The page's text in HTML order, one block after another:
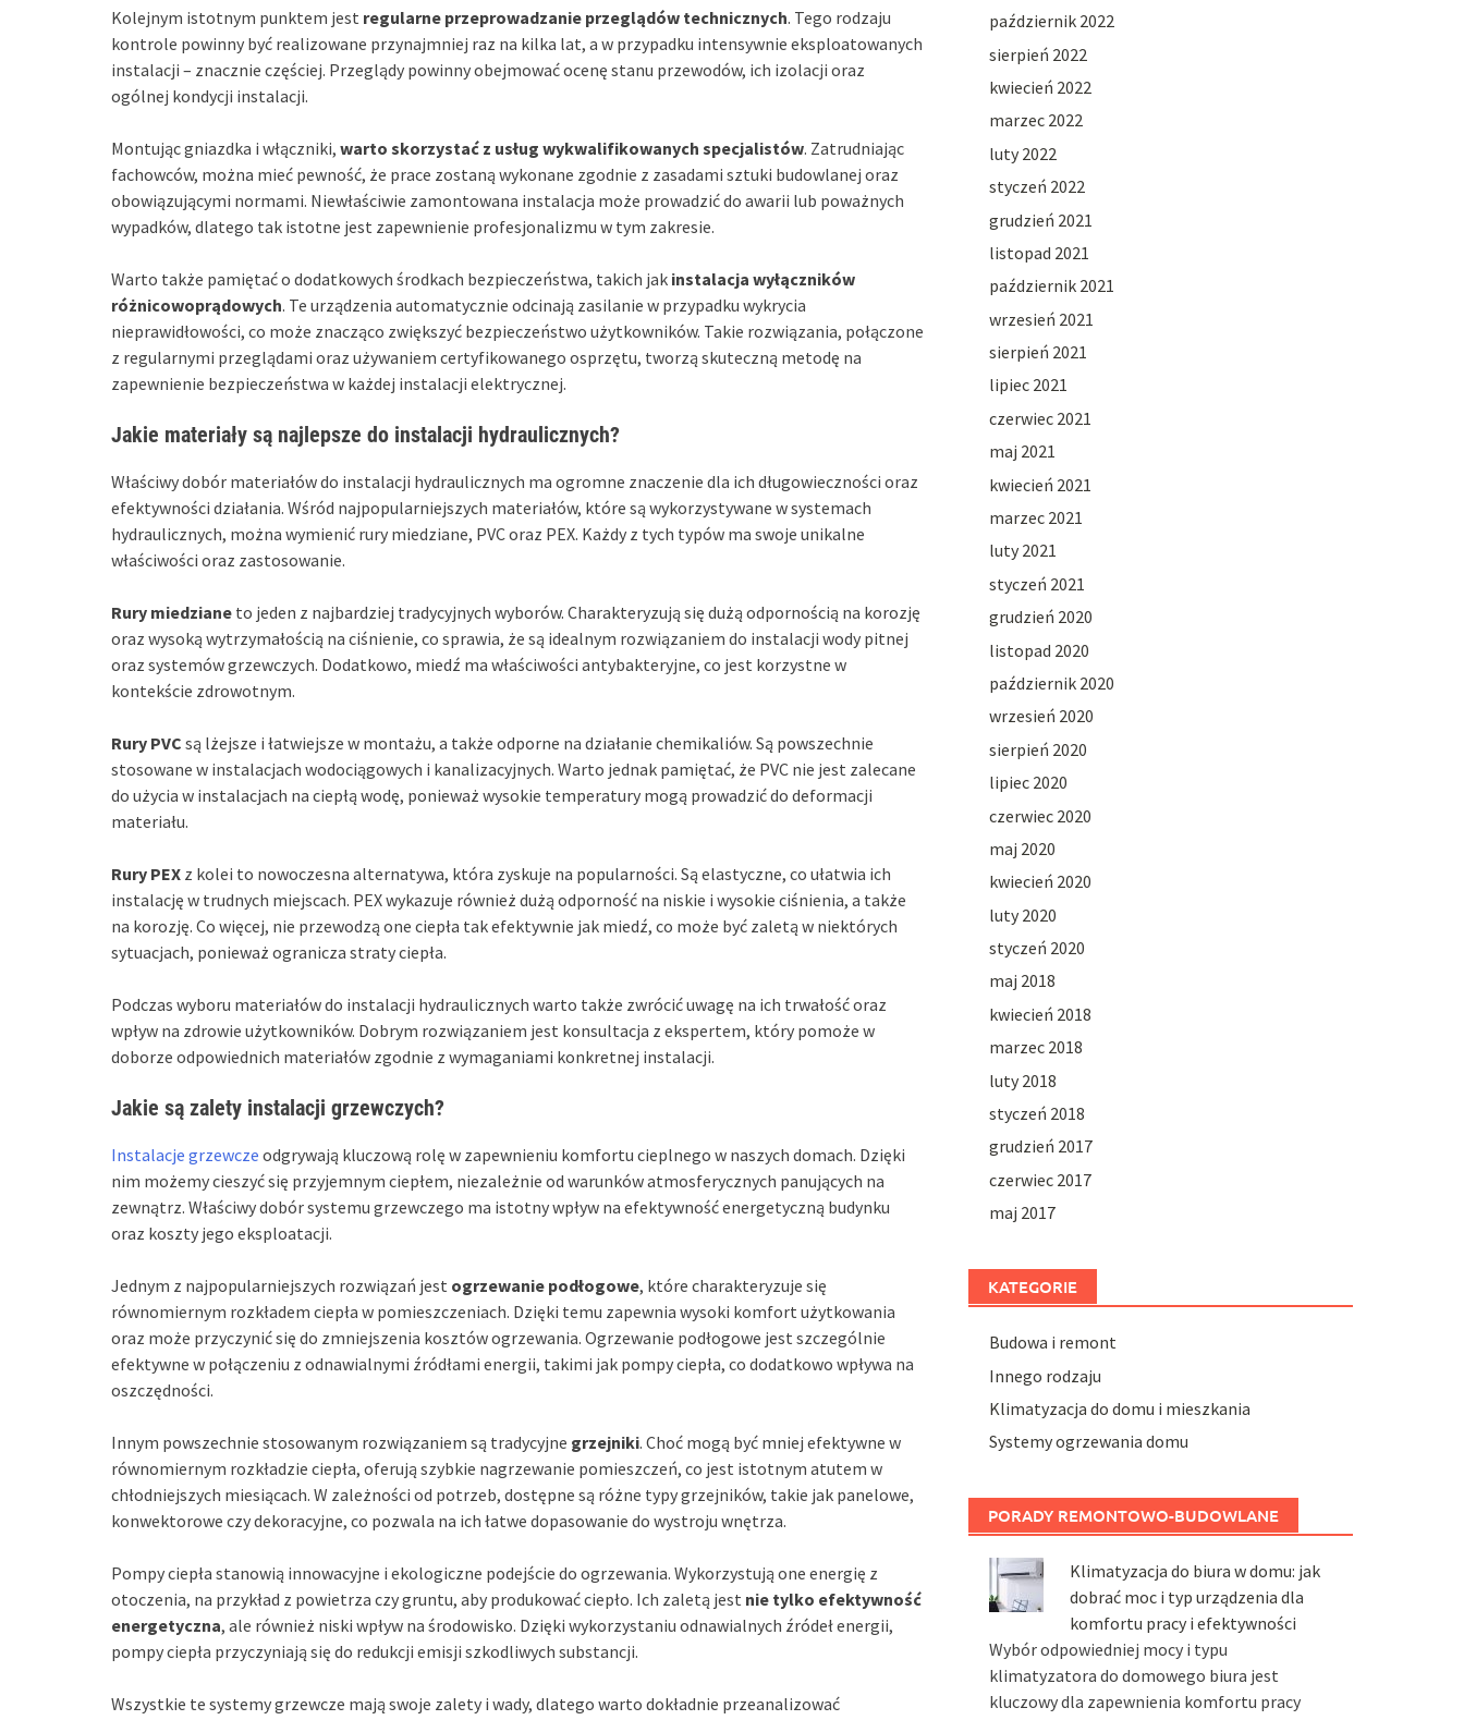
Kolejnym istotnym punktem jest regularne przeprowadzanie przeglądów technicznych. Tego rodzaju
kontrole powinny być realizowane przynajmniej raz na kilka lat, a w przypadku intensywnie eksploatowanych
instalacji – znacznie częściej. Przeglądy powinny obejmować ocenę stanu przewodów, ich izolacji oraz
ogólnej kondycji instalacji.
Montując gniazdka i włączniki, warto skorzystać z usług wykwalifikowanych specjalistów. Zatrudniając
fachowców, można mieć pewność, że prace zostaną wykonane zgodnie z zasadami sztuki budowlanej oraz
obowiązującymi normami. Niewłaściwie zamontowana instalacja może prowadzić do awarii lub poważnych
wypadków, dlatego tak istotne jest zapewnienie profesjonalizmu w tym zakresie.
Warto także pamiętać o dodatkowych środkach bezpieczeństwa, takich jak instalacja wyłączników
różnicowoprądowych. Te urządzenia automatycznie odcinają zasilanie w przypadku wykrycia
nieprawidłowości, co może znacząco zwiększyć bezpieczeństwo użytkowników. Takie rozwiązania, połączone
z regularnymi przeglądami oraz używaniem certyfikowanego osprzętu, tworzą skuteczną metodę na
zapewnienie bezpieczeństwa w każdej instalacji elektrycznej.
Jakie materiały są najlepsze do instalacji hydraulicznych?
Właściwy dobór materiałów do instalacji hydraulicznych ma ogromne znaczenie dla ich długowieczności oraz
efektywności działania. Wśród najpopularniejszych materiałów, które są wykorzystywane w systemach
hydraulicznych, można wymienić rury miedziane, PVC oraz PEX. Każdy z tych typów ma swoje unikalne
właściwości oraz zastosowanie.
Rury miedziane to jeden z najbardziej tradycyjnych wyborów. Charakteryzują się dużą odpornością na korozję
oraz wysoką wytrzymałością na ciśnienie, co sprawia, że są idealnym rozwiązaniem do instalacji wody pitnej
oraz systemów grzewczych. Dodatkowo, miedź ma właściwości antybakteryjne, co jest korzystne w
kontekście zdrowotnym.
Rury PVC są lżejsze i łatwiejsze w montażu, a także odporne na działanie chemikaliów. Są powszechnie
stosowane w instalacjach wodociągowych i kanalizacyjnych. Warto jednak pamiętać, że PVC nie jest zalecane
do użycia w instalacjach na ciepłą wodę, ponieważ wysokie temperatury mogą prowadzić do deformacji
materiału.
Rury PEX z kolei to nowoczesna alternatywa, która zyskuje na popularności. Są elastyczne, co ułatwia ich
instalację w trudnych miejscach. PEX wykazuje również dużą odporność na niskie i wysokie ciśnienia, a także
na korozję. Co więcej, nie przewodzą one ciepła tak efektywnie jak miedź, co może być zaletą w niektórych
sytuacjach, ponieważ ogranicza straty ciepła.
Podczas wyboru materiałów do instalacji hydraulicznych warto także zwrócić uwagę na ich trwałość oraz
wpływ na zdrowie użytkowników. Dobrym rozwiązaniem jest konsultacja z ekspertem, który pomoże w
doborze odpowiednich materiałów zgodnie z wymaganiami konkretnej instalacji.
Jakie są zalety instalacji grzewczych?
Instalacje grzewcze odgrywają kluczową rolę w zapewnieniu komfortu cieplnego w naszych domach. Dzięki
nim możemy cieszyć się przyjemnym ciepłem, niezależnie od warunków atmosferycznych panujących na
zewnątrz. Właściwy dobór systemu grzewczego ma istotny wpływ na efektywność energetyczną budynku
oraz koszty jego eksploatacji.
Jednym z najpopularniejszych rozwiązań jest ogrzewanie podłogowe, które charakteryzuje się
równomiernym rozkładem ciepła w pomieszczeniach. Dzięki temu zapewnia wysoki komfort użytkowania
oraz może przyczynić się do zmniejszenia kosztów ogrzewania. Ogrzewanie podłogowe jest szczególnie
efektywne w połączeniu z odnawialnymi źródłami energii, takimi jak pompy ciepła, co dodatkowo wpływa na
oszczędności.
Innym powszechnie stosowanym rozwiązaniem są tradycyjne grzejniki. Choć mogą być mniej efektywne w
równomiernym rozkładzie ciepła, oferują szybkie nagrzewanie pomieszczeń, co jest istotnym atutem w
chłodniejszych miesiącach. W zależności od potrzeb, dostępne są różne typy grzejników, takie jak panelowe,
konwektorowe czy dekoracyjne, co pozwala na ich łatwe dopasowanie do wystroju wnętrza.
Pompy ciepła stanowią innowacyjne i ekologiczne podejście do ogrzewania. Wykorzystują one energię z
otoczenia, na przykład z powietrza czy gruntu, aby produkować ciepło. Ich zaletą jest nie tylko efektywność
energetyczna, ale również niski wpływ na środowisko. Dzięki wykorzystaniu odnawialnych źródeł energii,
pompy ciepła przyczyniają się do redukcji emisji szkodliwych substancji.
Wszystkie te systemy grzewcze mają swoje zalety i wady, dlatego warto dokładnie przeanalizować
październik 2022
sierpień 2022
kwiecień 2022
marzec 2022
luty 2022
styczeń 2022
grudzień 2021
listopad 2021
październik 2021
wrzesień 2021
sierpień 2021
lipiec 2021
czerwiec 2021
maj 2021
kwiecień 2021
marzec 2021
luty 2021
styczeń 2021
grudzień 2020
listopad 2020
październik 2020
wrzesień 2020
sierpień 2020
lipiec 2020
czerwiec 2020
maj 2020
kwiecień 2020
luty 2020
styczeń 2020
maj 2018
kwiecień 2018
marzec 2018
luty 2018
styczeń 2018
grudzień 2017
czerwiec 2017
maj 2017
KATEGORIE
Budowa i remont
Innego rodzaju
Klimatyzacja do domu i mieszkania
Systemy ogrzewania domu
PORADY REMONTOWO-BUDOWLANE
Klimatyzacja do biura w domu: jak
dobrać moc i typ urządzenia dla
komfortu pracy i efektywności
Wybór odpowiedniej mocy i typu
klimatyzatora do domowego biura jest
kluczowy dla zapewnienia komfortu pracy